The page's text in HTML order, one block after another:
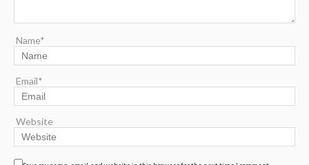
Name*
Email*
Website